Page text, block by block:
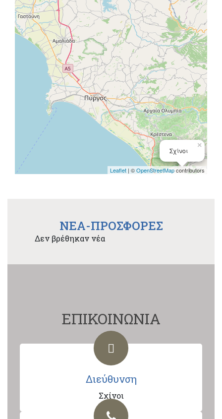
Σχίνοι
×
Leaflet | ©OpenStreetMapcontributors
NEA-ΠΡΟΣΦΟΡΕΣ
Δεν βρέθηκαν νέα
ΕΠΙΚΟΙΝΩΝΙΑ
Διεύθυνση
Σχίνοι